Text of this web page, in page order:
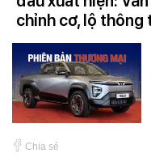
chỉnh cơ, lộ thông
Chia sẻ